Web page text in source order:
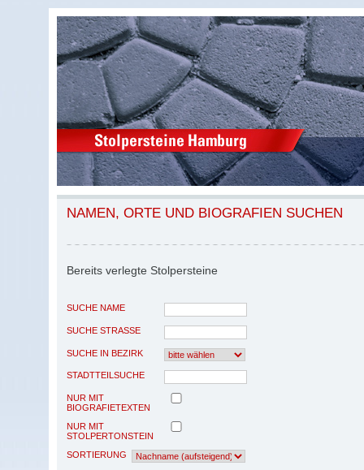
NAMEN, ORTE UND BIOGRAFIEN SUCHEN
Bereits verlegte Stolpersteine
SUCHE NAME
SUCHE STRASSE
SUCHE IN BEZIRK
STADTTEILSUCHE
NUR MIT
BIOGRAFIETEXTEN
NUR MIT
STOLPERTONSTEIN
SORTIERUNG